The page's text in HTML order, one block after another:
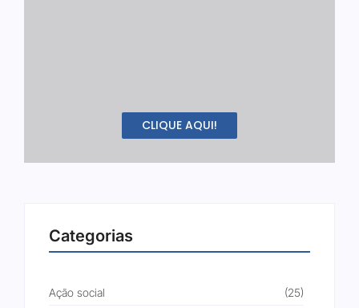
CLIQUE AQUI!
Categorias
Ação social (25)